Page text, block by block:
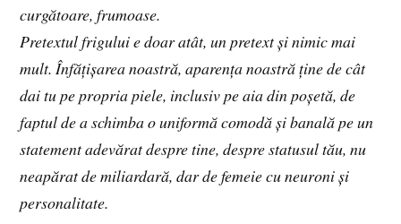
curgătoare, frumoase.
Pretextul frigului e doar atât, un pretext și nimic mai
mult. Înfățișarea noastră, aparența noastră ține de cât
dai tu pe propria piele, inclusiv pe aia din poșetă, de
faptul de a schimba o uniformă comodă și banală pe un
statement adevărat despre tine, despre statusul tău, nu
neapărat de miliardară, dar de femeie cu neuroni și
personalitate.